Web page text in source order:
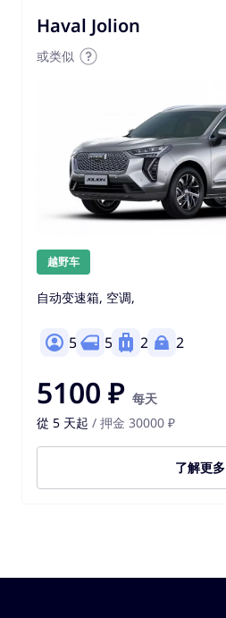
Haval Jolion
或类似
越野车
自动变速箱, 空调,
5 5 2 2
5100 ₽ 每天
從 5 天起 / 押金 30000 ₽
了解更多